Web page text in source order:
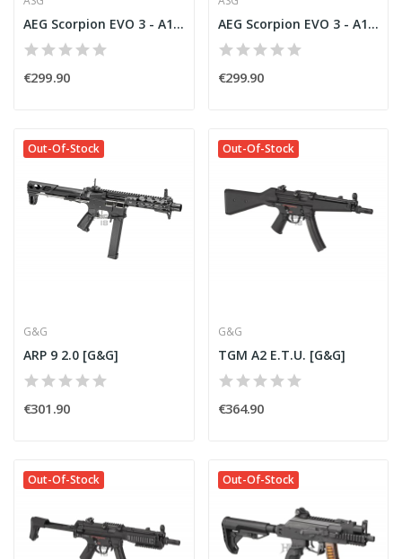
AEG Scorpion EVO 3 - A1 Black [ASG]
€299.90
AEG Scorpion EVO 3 - A1 BSG [ASG]
€299.90
Out-Of-Stock
G&G
ARP 9 2.0 [G&G]
€301.90
Out-Of-Stock
G&G
TGM A2 E.T.U. [G&G]
€364.90
Out-Of-Stock Out-Of-Stock